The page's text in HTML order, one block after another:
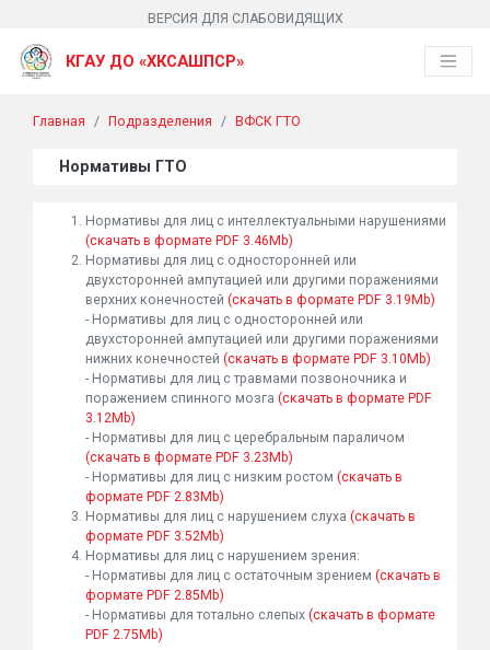
ВЕРСИЯ ДЛЯ СЛАБОВИДЯЩИХ
КГАУ ДО «ХКСАШПСР»
Главная Подразделения ВФСК ГТО
Нормативы ГТО
Нормативы для лиц с интеллектуальными нарушениями
(скачать в формате PDF 3.46Mb)
Нормативы для лиц с односторонней или
двухсторонней ампутацией или другими поражениями
верхних конечностей (скачать в формате PDF 3.19Mb)
- Нормативы для лиц с односторонней или
двухсторонней ампутацией или другими поражениями
нижних конечностей (скачать в формате PDF 3.10Mb)
- Нормативы для лиц с травмами позвоночника и
поражением спинного мозга (скачать в формате PDF
3.12Mb)
- Нормативы для лиц с церебральным параличом
(скачать в формате PDF 3.23Mb)
- Нормативы для лиц с низким ростом (скачать в
формате PDF 2.83Mb)
Нормативы для лиц с нарушением слуха (скачать в
формате PDF 3.52Mb)
Нормативы для лиц с нарушением зрения:
- Нормативы для лиц с остаточным зрением (скачать в
формате PDF 2.85Mb)
- Нормативы для тотально слепых (скачать в формате
PDF 2.75Mb)